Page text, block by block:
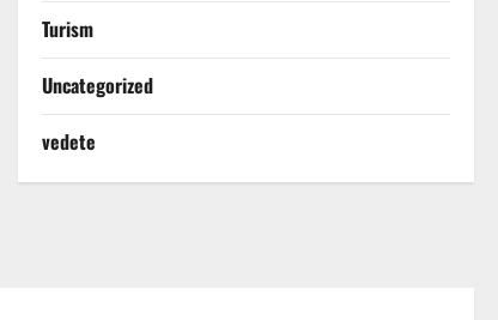
Turism
Uncategorized
vedete